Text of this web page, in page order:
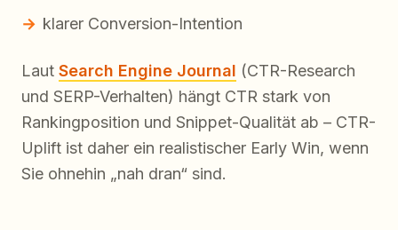
klarer Conversion-Intention
Laut Search Engine Journal (CTR-Research
und SERP-Verhalten) hängt CTR stark von
Rankingposition und Snippet-Qualität ab – CTR-
Uplift ist daher ein realistischer Early Win, wenn
Sie ohnehin „nah dran“ sind.